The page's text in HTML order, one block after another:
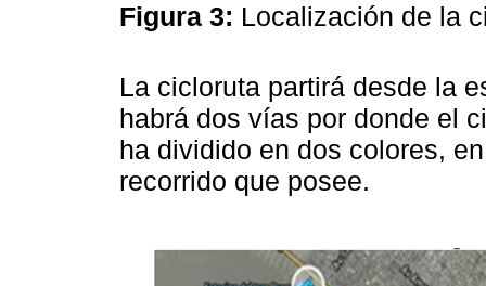
Figura 3: Localización de la
La cicloruta partirá desde la
habrá dos vías por donde el
ha dividido en dos colores,
recorrido que posee.